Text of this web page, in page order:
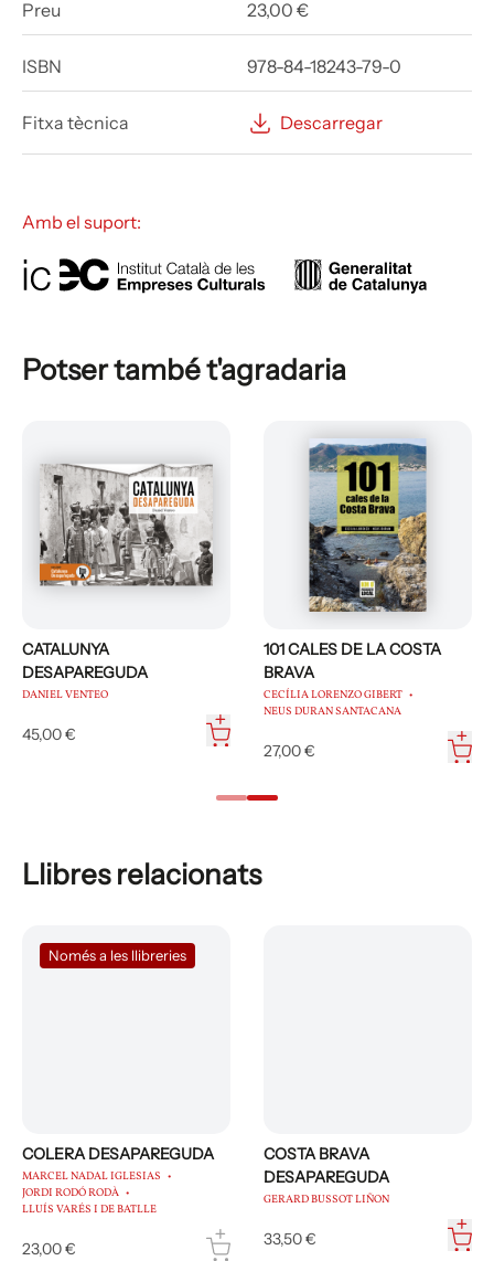
Preu 23,00 €
ISBN 978-84-18243-79-0
Fitxa tècnica Descarregar
Amb el suport:
Potser també t'agradaria
CATALUNYA
DESAPAREGUDA
DANIEL VENTEO
45,00 €
101 CALES DE LA COSTA
BRAVA
CECÍLIA LORENZO GIBERT
NEUS DURAN SANTACANA
27,00 €
Llibres relacionats
Només a les llibreries
COLERA DESAPAREGUDA
MARCEL NADAL IGLESIAS
JORDI RODÓ RODÀ
LLUÍS VARÉS I DE BATLLE
23,00 €
COSTA BRAVA
DESAPAREGUDA
GERARD BUSSOT LIÑON
33,50 €